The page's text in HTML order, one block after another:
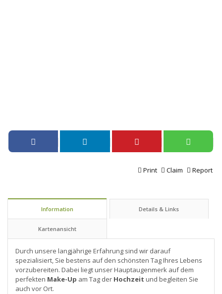
Report
Claim
Print
Information Details & Links
Kartenansicht
Durch unsere langjährige Erfahrung sind wir darauf
spezialisiert, Sie bestens auf den schönsten Tag Ihres Lebens
vorzubereiten. Dabei liegt unser Hauptaugenmerk auf dem
perfekten Make-Up am Tag der Hochzeit und begleiten Sie
auch vor Ort.